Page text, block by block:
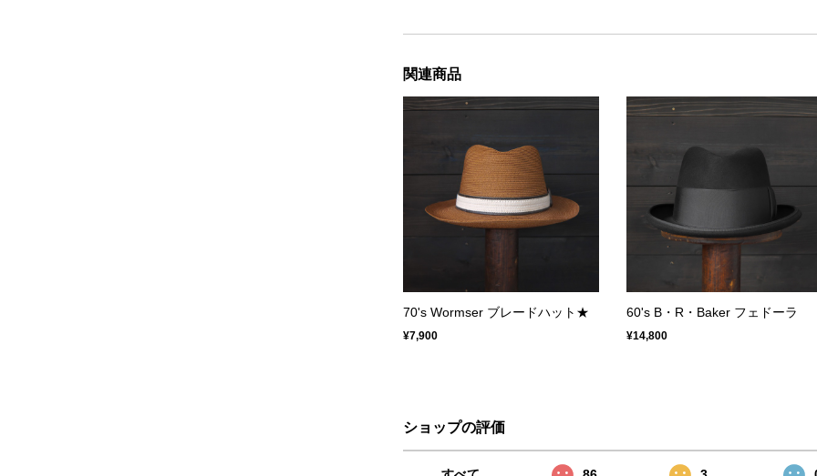
関連商品
70's Wormser ブレードハット★
¥7,900
60's B・R・Baker フェドーラ
¥14,800
ショップの評価